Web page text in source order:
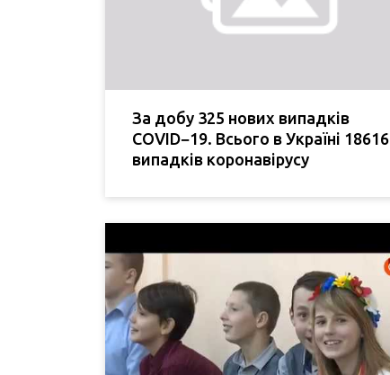
За добу 325 нових випадків
COVID−19. Всього в Україні 18616
випадків коронавірусу